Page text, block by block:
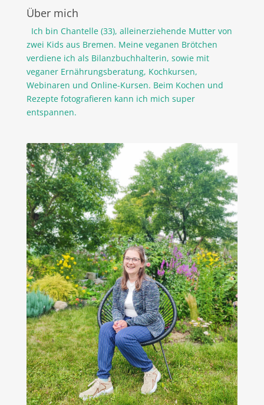
Über mich
Ich bin Chantelle (33), alleinerziehende Mutter von
zwei Kids aus Bremen. Meine veganen Brötchen
verdiene ich als Bilanzbuchhalterin, sowie mit
veganer Ernährungsberatung, Kochkursen,
Webinaren und Online-Kursen. Beim Kochen und
Rezepte fotografieren kann ich mich super
entspannen.